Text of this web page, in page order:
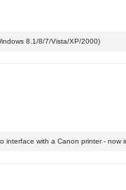
8.1/8/7/Vista/XP/2000)
interface with a Canon printer - now